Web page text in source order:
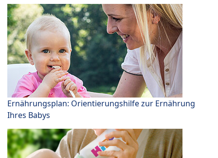
Ernährungsplan: Orientierungshilfe zur Ernährung
Ihres Babys